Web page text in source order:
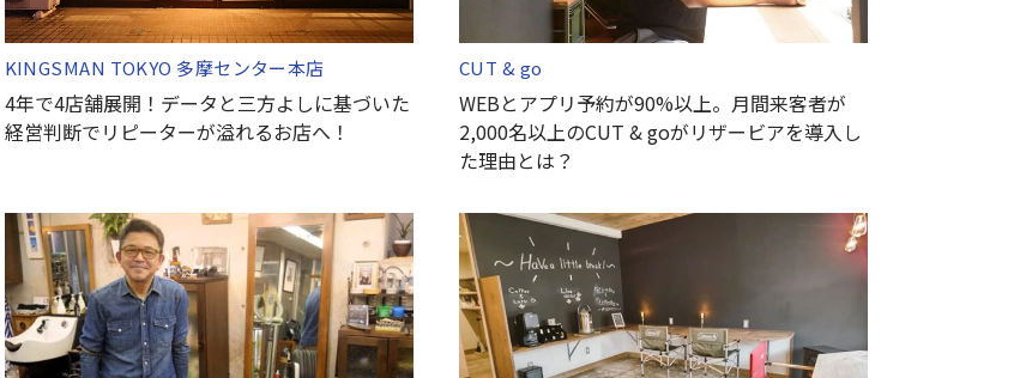
KINGSMAN TOKYO 多摩センター本店
4年で4店舗展開！データと三方よしに基づいた
経営判断でリピーターが溢れるお店へ！
CUT & go
WEBとアプリ予約が90%以上。月間来客者が
2,000名以上のCUT & goがリザービアを導入し
た理由とは？